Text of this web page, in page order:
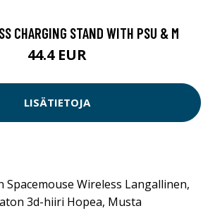
CHARGING STAND WITH PSU & M
44.4 EUR
LISÄTIETOJA